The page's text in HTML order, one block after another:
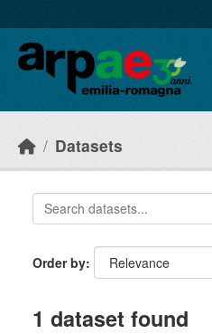
Datasets
Order by
1 dataset found